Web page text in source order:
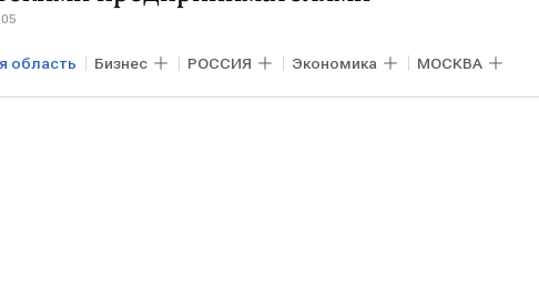
область Бизнес РОССИЯ Экономика МОСКВА
Wildberries ВСУ